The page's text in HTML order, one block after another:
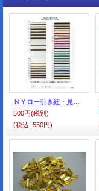
ＮＹロー引き紐・見本帳
500円(税別)
(税込: 550円)